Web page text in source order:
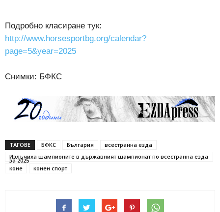
Подробно класиране тук:
http://www.horsesportbg.org/calendar?
page=5&year=2025
Снимки: БФКС
ТАГОВЕ БФКС България
всестранна езда
Излъчиха шампионите в държавният шампионат по всестранна езда
за 2025
коне
конен спорт